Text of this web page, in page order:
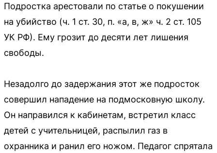
Подростка арестовали по статье о покушении
на убийство (ч. 1 ст. 30, п. «а, в, ж» ч. 2 ст. 105
УК РФ). Ему грозит до десяти лет лишения
свободы.
Незадолго до задержания этот же подросток
совершил нападение на подмосковную школу.
Он направился к кабинетам, встретил класс
детей с учительницей, распылил газ в
охранника и ранил его ножом. Педагог спрятала